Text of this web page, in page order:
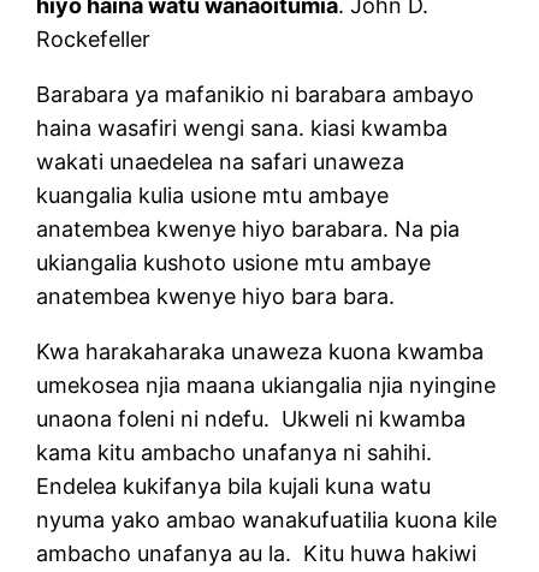
hiyo haina watu wanaoitumia. John D.
Rockefeller
Barabara ya mafanikio ni barabara ambayo
haina wasafiri wengi sana. kiasi kwamba
wakati unaedelea na safari unaweza
kuangalia kulia usione mtu ambaye
anatembea kwenye hiyo barabara. Na pia
ukiangalia kushoto usione mtu ambaye
anatembea kwenye hiyo bara bara.
Kwa harakaharaka unaweza kuona kwamba
umekosea njia maana ukiangalia njia nyingine
unaona foleni ni ndefu. Ukweli ni kwamba
kama kitu ambacho unafanya ni sahihi.
Endelea kukifanya bila kujali kuna watu
nyuma yako ambao wanakufuatilia kuona kile
ambacho unafanya au la. Kitu huwa hakiwi